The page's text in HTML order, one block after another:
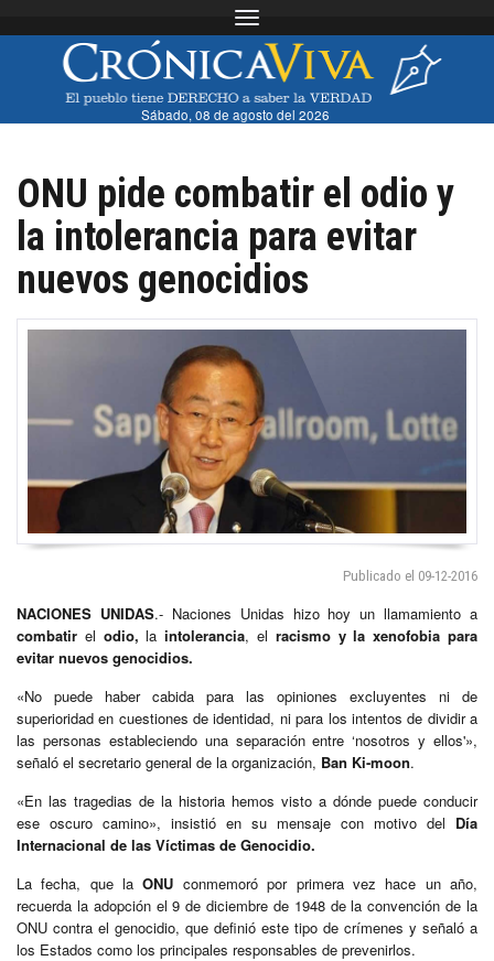
Toggle navigation
Sábado, 08 de agosto del 2026
ONU pide combatir el odio y
la intolerancia para evitar
nuevos genocidios
Publicado el 09-12-2016
NACIONES UNIDAS.- Naciones Unidas hizo hoy un llamamiento a
combatir el odio,la intolerancia, el racismo y la xenofobia para
evitar nuevos genocidios.
«No puede haber cabida para las opiniones excluyentes ni de
superioridad en cuestiones de identidad, ni para los intentos de dividir a
las personas estableciendo una separación entre ‘nosotros y ellos'»,
señaló el secretario general de la organización, Ban Ki-moon.
«En las tragedias de la historia hemos visto a dónde puede conducir
ese oscuro camino», insistió en su mensaje con motivo del Día
Internacional de las Víctimas de Genocidio.
La fecha, que laONU conmemoró por primera vez hace un año,
recuerda la adopción el 9 de diciembre de 1948 de la convención de la
ONU contra el genocidio, que definió este tipo de crímenes y señaló a
los Estados como los principales responsables de prevenirlos.